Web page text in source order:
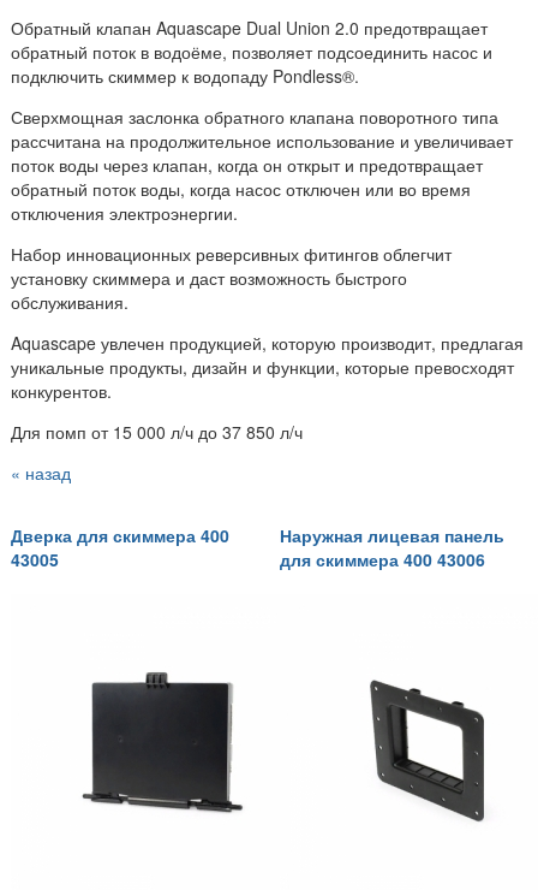
Обратный клапан Aquascape Dual Union 2.0 предотвращает
обратный поток в водоёме, позволяет подсоединить насос и
подключить скиммер к водопаду Pondless®.
Сверхмощная заслонка обратного клапана поворотного типа
рассчитана на продолжительное использование и увеличивает
поток воды через клапан, когда он открыт и предотвращает
обратный поток воды, когда насос отключен или во время
отключения электроэнергии.
Набор инновационных реверсивных фитингов облегчит
установку скиммера и даст возможность быстрого
обслуживания.
Aquascape увлечен продукцией, которую производит, предлагая
уникальные продукты, дизайн и функции, которые превосходят
конкурентов.
Для помп от 15 000 л/ч до 37 850 л/ч
« назад
Дверка для скиммера 400
43005
Наружная лицевая панель
для скиммера 400 43006